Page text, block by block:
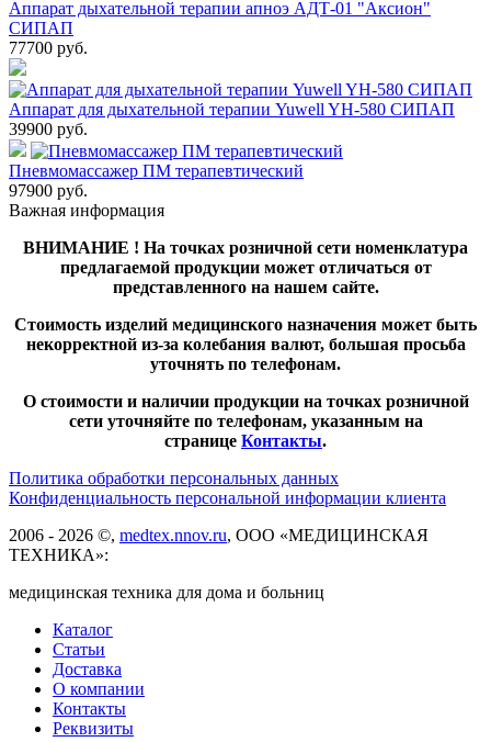
Аппарат дыхательной терапии апноэ АДТ-01 "Аксион"
СИПАП
77700 руб.
Аппарат для дыхательной терапии Yuwell YH-580 СИПАП
39900 руб.
Пневмомассажер ПМ терапевтический
97900 руб.
Важная информация
ВНИМАНИЕ ! На точках розничной сети номенклатура
предлагаемой продукции может отличаться от
представленного на нашем сайте.
Стоимость изделий медицинского назначения может быть
некорректной из-за колебания валют, большая просьба
уточнять по телефонам.
О стоимости и наличии продукции на точках розничной
сети уточняйте по телефонам, указанным на
странице Контакты.
Политика обработки персональных данных
Конфиденциальность персональной информации клиента
2006 - 2026 ©, medtex.nnov.ru, ООО «МЕДИЦИНСКАЯ
ТЕХНИКА»:
медицинская техника для дома и больниц
Каталог
Статьи
Доставка
О компании
Контакты
Реквизиты